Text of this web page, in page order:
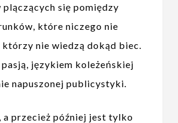
się pomiędzy
które niczego nie
nie wiedzą dokąd biec.
językiem koleżeńskiej
napuszonej publicystyki.
a przecież później jest tylko